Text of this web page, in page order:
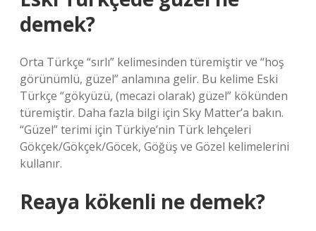
demek?
Orta Türkçe “sırlı” kelimesinden türemiştir ve “hoş
görünümlü, güzel” anlamına gelir. Bu kelime Eski
Türkçe “gökyüzü, (mecazi olarak) güzel” kökünden
türemiştir. Daha fazla bilgi için Sky Matter’a bakın.
“Güzel” terimi için Türkiye’nin Türk lehçeleri
Gökçek/Gökçek/Göcek, Göğüş ve Gözel kelimelerini
kullanır.
Reaya kökenli ne demek?